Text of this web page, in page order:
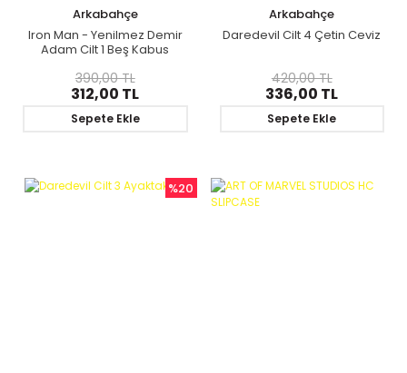
Arkabahçe
Iron Man - Yenilmez Demir
Adam Cilt 1 Beş Kabus
312,00 TL
390,00 TL
Sepete Ekle
Arkabahçe
Daredevil Cilt 4 Çetin Ceviz
336,00 TL
420,00 TL
Sepete Ekle
%20